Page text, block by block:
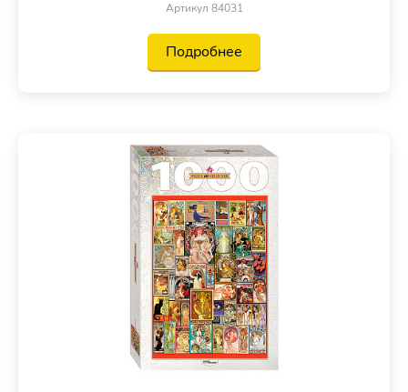
Артикул 84031
Подробнее